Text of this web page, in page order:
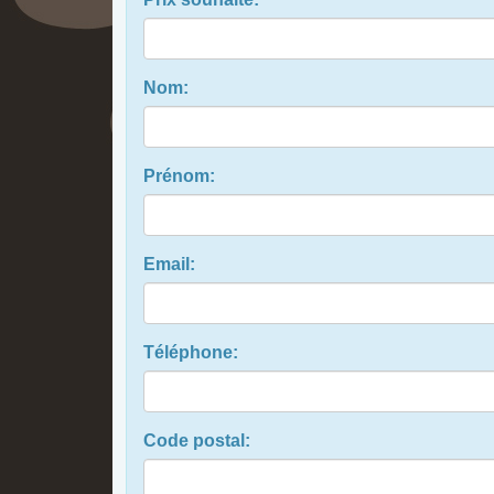
Nom:
Prénom:
Email:
Téléphone:
Code postal: